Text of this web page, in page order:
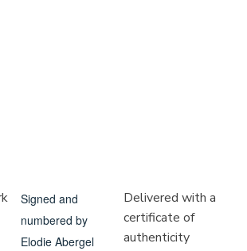
Signed and
numbered by
Elodie Abergel
Delivered with a
certificate of
authenticity